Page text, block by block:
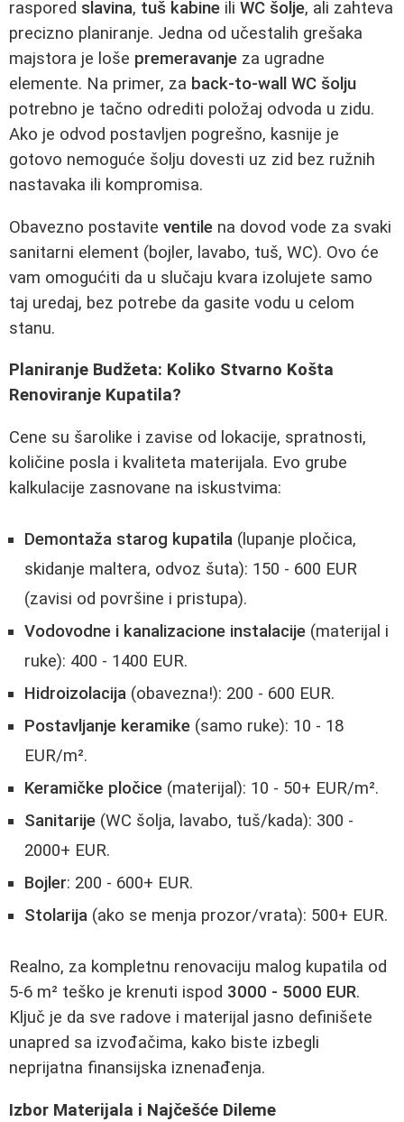
raspored slavina, tuš kabine ili WC šolje, ali zahteva
precizno planiranje. Jedna od učestalih grešaka
majstora je loše premeravanje za ugradne
elemente. Na primer, za back-to-wall WC šolju
potrebno je tačno odrediti položaj odvoda u zidu.
Ako je odvod postavljen pogrešno, kasnije je
gotovo nemoguće šolju dovesti uz zid bez ružnih
nastavaka ili kompromisa.
Obavezno postavite ventile na dovod vode za svaki
sanitarni element (bojler, lavabo, tuš, WC). Ovo će
vam omogućiti da u slučaju kvara izolujete samo
taj uredaj, bez potrebe da gasite vodu u celom
stanu.
Planiranje Budžeta: Koliko Stvarno Košta
Renoviranje Kupatila?
Cene su šarolike i zavise od lokacije, spratnosti,
količine posla i kvaliteta materijala. Evo grube
kalkulacije zasnovane na iskustvima:
Demontaža starog kupatila (lupanje pločica,
skidanje maltera, odvoz šuta): 150 - 600 EUR
(zavisi od površine i pristupa).
Vodovodne i kanalizacione instalacije (materijal i
ruke): 400 - 1400 EUR.
Hidroizolacija (obavezna!): 200 - 600 EUR.
Postavljanje keramike (samo ruke): 10 - 18
EUR/m².
Keramičke pločice (materijal): 10 - 50+ EUR/m².
Sanitarije (WC šolja, lavabo, tuš/kada): 300 -
2000+ EUR.
Bojler: 200 - 600+ EUR.
Stolarija (ako se menja prozor/vrata): 500+ EUR.
Realno, za kompletnu renovaciju malog kupatila od
5-6 m² teško je krenuti ispod 3000 - 5000 EUR.
Ključ je da sve radove i materijal jasno definišete
unapred sa izvođačima, kako biste izbegli
neprijatna finansijska iznenađenja.
Izbor Materijala i Najčešće Dileme